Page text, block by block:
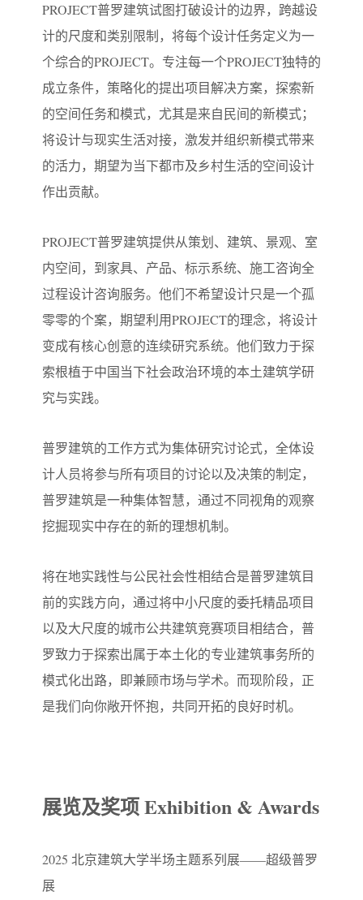
PROJECT普罗建筑试图打破设计的边界，跨越设
计的尺度和类别限制，将每个设计任务定义为一
个综合的PROJECT。专注每一个PROJECT独特的
成立条件，策略化的提出项目解决方案，探索新
的空间任务和模式，尤其是来自民间的新模式；
将设计与现实生活对接，激发并组织新模式带来
的活力，期望为当下都市及乡村生活的空间设计
作出贡献。
PROJECT普罗建筑提供从策划、建筑、景观、室
内空间，到家具、产品、标示系统、施工咨询全
过程设计咨询服务。他们不希望设计只是一个孤
零零的个案，期望利用PROJECT的理念，将设计
变成有核心创意的连续研究系统。他们致力于探
索根植于中国当下社会政治环境的本土建筑学研
究与实践。
普罗建筑的工作方式为集体研究讨论式，全体设
计人员将参与所有项目的讨论以及决策的制定，
普罗建筑是一种集体智慧，通过不同视角的观察
挖掘现实中存在的新的理想机制。
将在地实践性与公民社会性相结合是普罗建筑目
前的实践方向，通过将中小尺度的委托精品项目
以及大尺度的城市公共建筑竞赛项目相结合，普
罗致力于探索出属于本土化的专业建筑事务所的
模式化出路，即兼顾市场与学术。而现阶段，正
是我们向你敞开怀抱，共同开拓的良好时机。
展览及奖项 Exhibition & Awards
2025 北京建筑大学半场主题系列展——超级普罗
展